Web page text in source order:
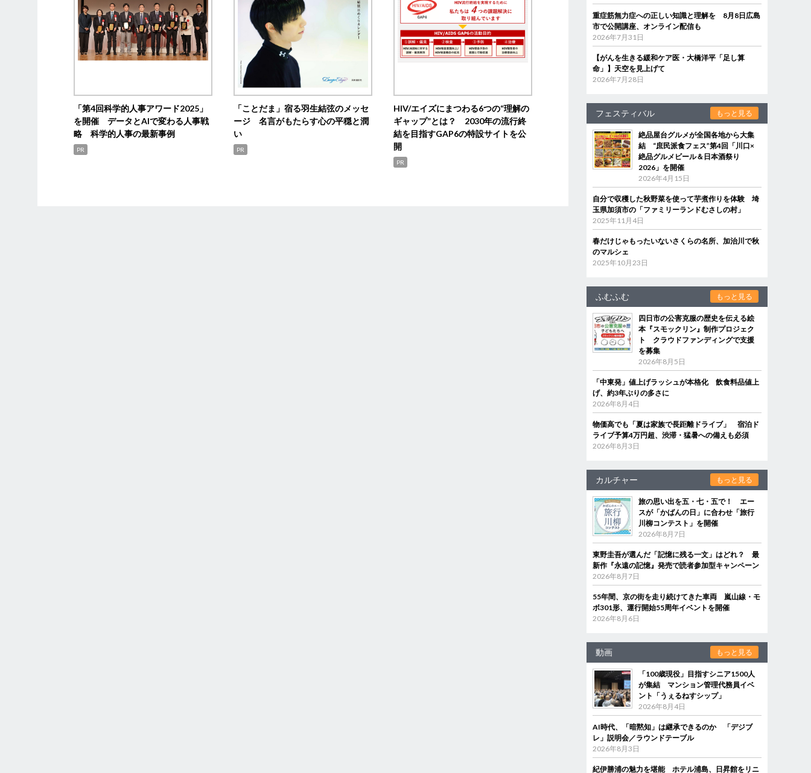
「第4回科学的人事アワード2025」
を開催 データとAIで変わる人事戦
略 科学的人事の最新事例
PR
「ことだま」宿る羽生結弦のメッセ
ージ 名言がもたらす心の平穏と潤
い
PR
HIV/エイズにまつわる6つの“理解の
ギャップ”とは？ 2030年の流行終
結を目指すGAP6の特設サイトを公
開
PR
重症筋無力症への正しい知識と理解を 8月8日広島
市で公開講座、オンライン配信も
2026年7月31日
【がんを生きる緩和ケア医・大橋洋平「足し算
命」】天空を見上げて
2026年7月28日
フェスティバル もっと見る
絶品屋台グルメが全国各地から大集
結 “庶民派食フェス”第4回「川口×
絶品グルメビール＆日本酒祭り
2026」を開催
2026年4月15日
自分で収穫した秋野菜を使って芋煮作りを体験 埼
玉県加須市の「ファミリーランドむさしの村」
2025年11月4日
春だけじゃもったいないさくらの名所、加治川で秋
のマルシェ
2025年10月23日
ふむふむ もっと見る
四日市の公害克服の歴史を伝える絵
本『スモックリン』制作プロジェク
ト クラウドファンディングで支援
を募集
2026年8月5日
「中東発」値上げラッシュが本格化 飲食料品値上
げ、約3年ぶりの多さに
2026年8月4日
物価高でも「夏は家族で長距離ドライブ」 宿泊ド
ライブ予算4万円超、渋滞・猛暑への備えも必須
2026年8月3日
カルチャー もっと見る
旅の思い出を五・七・五で！ エー
スが「かばんの日」に合わせ「旅行
川柳コンテスト」を開催
2026年8月7日
東野圭吾が選んだ「記憶に残る一文」はどれ？ 最
新作『永遠の記憶』発売で読者参加型キャンペーン
2026年8月7日
55年間、京の街を走り続けてきた車両 嵐山線・モ
ボ301形、運行開始55周年イベントを開催
2026年8月6日
動画 もっと見る
「100歳現役」目指すシニア1500人
が集結 マンション管理代務員イベ
ント「うぇるねすシップ」
2026年8月4日
AI時代、「暗黙知」は継承できるのか 「デジブ
レ」説明会／ラウンドテーブル
2026年8月3日
紀伊勝浦の魅力を堪能 ホテル浦島、日昇館をリニ